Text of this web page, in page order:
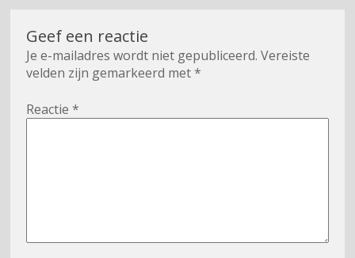
Geef een reactie
Je e-mailadres wordt niet gepubliceerd. Vereiste
velden zijn gemarkeerd met*
Reactie*